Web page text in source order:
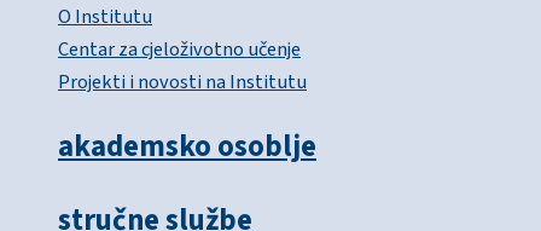
O Institutu
Centar za cjeloživotno učenje
Projekti i novosti na Institutu
akademsko osoblje
stručne službe